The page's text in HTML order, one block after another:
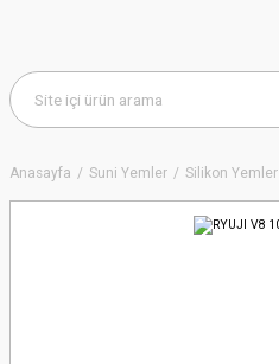
Anasayfa Suni Yemler Silikon Yemler